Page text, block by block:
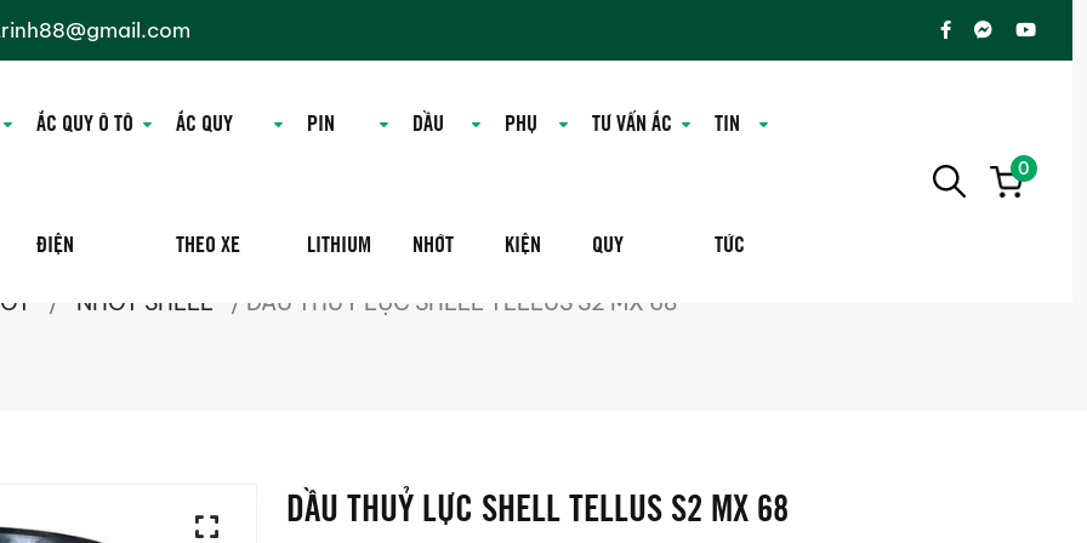
ẮC QUY Ô TÔ
ĐIỆN
ẮC QUY
THEO XE
PIN
LITHIUM
DẦU
NHỚT
PHỤ
KIỆN
TƯ VẤN ẮC
QUY
TIN
TỨC
0
/ NHỚT SHELL / DẦU THUỶ LỰC SHELL TELLUS S2 MX 68
DẦU THUỶ LỰC SHELL TELLUS S2 MX 68